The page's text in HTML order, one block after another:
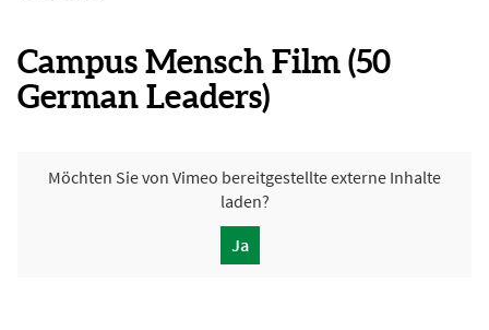
Campus Mensch Film (50
German Leaders)
Möchten Sie von Vimeo bereitgestellte externe Inhalte
laden?
Ja